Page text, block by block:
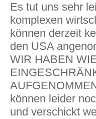
Es tut uns sehr
komplexen
können derzeit
den USA
WIR HABEN
können leider
und verschickt